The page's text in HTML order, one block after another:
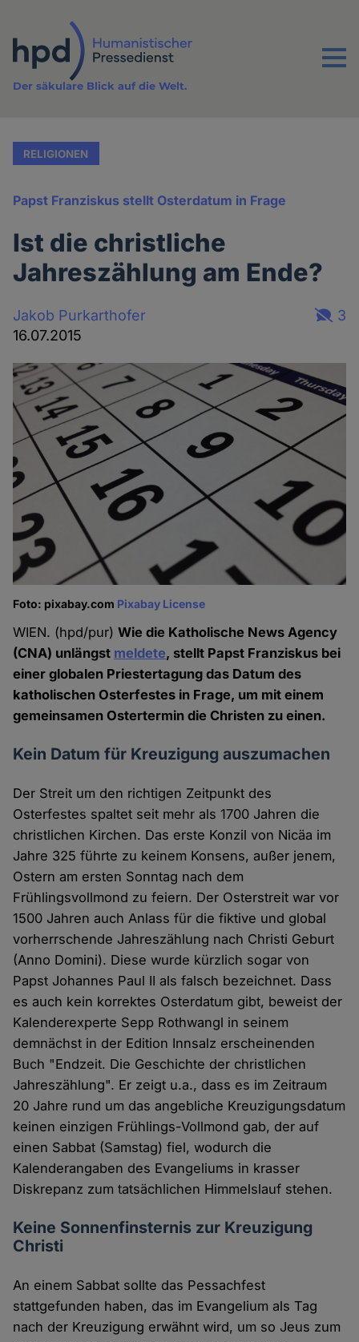
Inhalt
Menu
Der säkulare Blick auf die Welt.
RELIGIONEN
Papst Franziskus stellt Osterdatum in Frage
Ist die christliche
Jahreszählung am Ende?
Jakob Purkarthofer
16.07.2015
3
Foto: pixabay.com Pixabay License
WIEN. (hpd/pur)Wie die Katholische News Agency
(CNA) unlängst meldete, stellt Papst Franziskus bei
einer globalen Priestertagung das Datum des
katholischen Osterfestes in Frage, um mit einem
gemeinsamen Ostertermin die Christen zu einen.
Kein Datum für Kreuzigung auszumachen
Der Streit um den richtigen Zeitpunkt des
Osterfestes spaltet seit mehr als 1700 Jahren die
christlichen Kirchen. Das erste Konzil von Nicäa im
Jahre 325 führte zu keinem Konsens, außer jenem,
Ostern am ersten Sonntag nach dem
Frühlingsvollmond zu feiern. Der Osterstreit war vor
1500 Jahren auch Anlass für die fiktive und global
vorherrschende Jahreszählung nach Christi Geburt
(Anno Domini). Diese wurde kürzlich sogar von
Papst Johannes Paul II als falsch bezeichnet. Dass
es auch kein korrektes Osterdatum gibt, beweist der
Kalenderexperte Sepp Rothwangl in seinem
demnächst in der Edition Innsalz erscheinenden
Buch "Endzeit. Die Geschichte der christlichen
Jahreszählung". Er zeigt u.a., dass es im Zeitraum
20 Jahre rund um das angebliche Kreuzigungsdatum
keinen einzigen Frühlings-Vollmond gab, der auf
einen Sabbat (Samstag) fiel, wodurch die
Kalenderangaben des Evangeliums in krasser
Diskrepanz zum tatsächlichen Himmelslauf stehen.
Keine Sonnenfinsternis zur Kreuzigung
Christi
An einem Sabbat sollte das Pessachfest
stattgefunden haben, das im Evangelium als Tag
nach der Kreuzigung erwähnt wird, um so Jeus zum